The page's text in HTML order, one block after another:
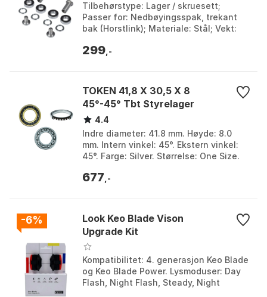
Tilbehørstype: Lager / skruesett;
Passer for: Nedbøyingsspak, trekant
bak (Horstlink); Materiale: Stål; Vekt:
One Size.
299 ,-
TOKEN 41,8 X 30,5 X 8
45°-45° Tbt Styrelager
4.4
Indre diameter: 41.8 mm. Høyde: 8.0
mm. Intern vinkel: 45°. Ekstern vinkel:
45°. Farge: Silver. Størrelse: One Size.
677 ,-
-6%
Look Keo Blade Vison
Upgrade Kit
Kompatibilitet: 4. generasjon Keo Blade
og Keo Blade Power. Lysmoduser: Day
Flash, Night Flash, Steady, Night